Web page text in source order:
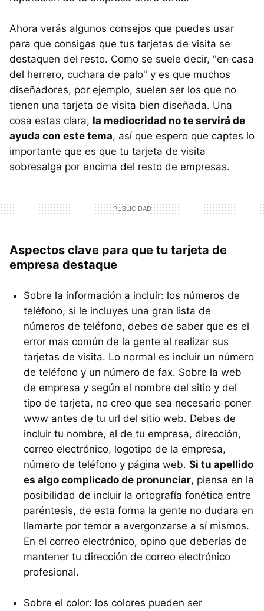
Ahora verás algunos consejos que puedes usar
para que consigas que tus tarjetas de visita se
destaquen del resto. Como se suele decir, "en casa
del herrero, cuchara de palo" y es que muchos
diseñadores, por ejemplo, suelen ser los que no
tienen una tarjeta de visita bien diseñada. Una
cosa estas clara, la mediocridad no te servirá de
ayuda con este tema, así que espero que captes lo
importante que es que tu tarjeta de visita
sobresalga por encima del resto de empresas.
Aspectos clave para que tu tarjeta de
empresa destaque
Sobre la información a incluir: los números de
teléfono, si le incluyes una gran lista de
números de teléfono, debes de saber que es el
error mas común de la gente al realizar sus
tarjetas de visita. Lo normal es incluir un número
de teléfono y un número de fax. Sobre la web
de empresa y según el nombre del sitio y del
tipo de tarjeta, no creo que sea necesario poner
www antes de tu url del sitio web. Debes de
incluir tu nombre, el de tu empresa, dirección,
correo electrónico, logotipo de la empresa,
número de teléfono y página web. Si tu apellido
es algo complicado de pronunciar, piensa en la
posibilidad de incluir la ortografía fonética entre
paréntesis, de esta forma la gente no dudara en
llamarte por temor a avergonzarse a sí mismos.
En el correo electrónico, opino que deberías de
mantener tu dirección de correo electrónico
profesional.
Sobre el color: los colores pueden ser